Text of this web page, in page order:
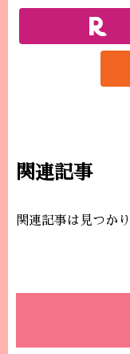
関連記事
関連記事は見つか